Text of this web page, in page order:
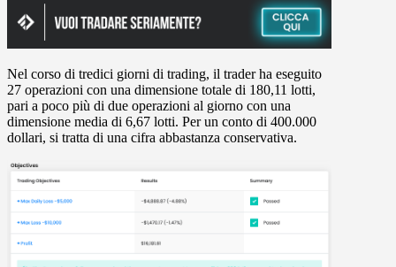
Nel corso di tredici giorni di trading, il trader ha eseguito
27 operazioni con una dimensione totale di 180,11 lotti,
pari a poco più di due operazioni al giorno con una
dimensione media di 6,67 lotti. Per un conto di 400.000
dollari, si tratta di una cifra abbastanza conservativa.